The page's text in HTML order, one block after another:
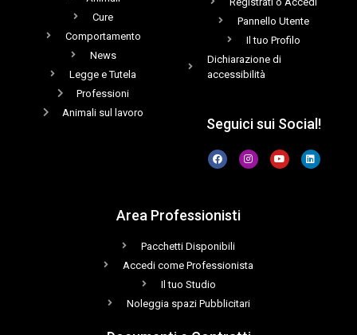
Cure
Comportamento
News
Legge e Tutela
Professioni
Animali sul lavoro
Pannello Utente
Il tuo Profilo
Dichiarazione di
accessibilità
Seguici sui Social!
Area Professionisti
Pacchetti Disponibili
Accedi come Professionista
Il tuo Studio
Noleggia spazi Pubblicitari